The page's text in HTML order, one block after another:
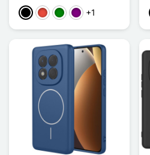
PretoVermelho
VerdePúrpura
+1